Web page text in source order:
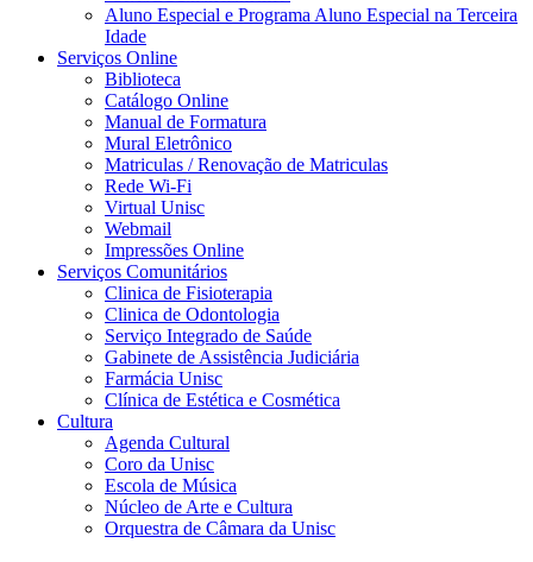
Aluno Especial e Programa Aluno Especial na Terceira
Idade
Serviços Online
Biblioteca
Catálogo Online
Manual de Formatura
Mural Eletrônico
Matriculas / Renovação de Matriculas
Rede Wi-Fi
Virtual Unisc
Webmail
Impressões Online
Serviços Comunitários
Clinica de Fisioterapia
Clinica de Odontologia
Serviço Integrado de Saúde
Gabinete de Assistência Judiciária
Farmácia Unisc
Clínica de Estética e Cosmética
Cultura
Agenda Cultural
Coro da Unisc
Escola de Música
Núcleo de Arte e Cultura
Orquestra de Câmara da Unisc